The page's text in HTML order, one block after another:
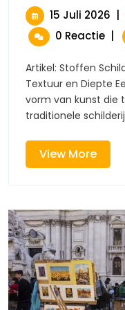
15 Juli 2026 15
0 Reactie
Artikel: Stoffen Schilderij Stoffen Schilderij: Kunst met
Textuur en Diepte
vorm van kunst die
traditionele
View MoreView
More